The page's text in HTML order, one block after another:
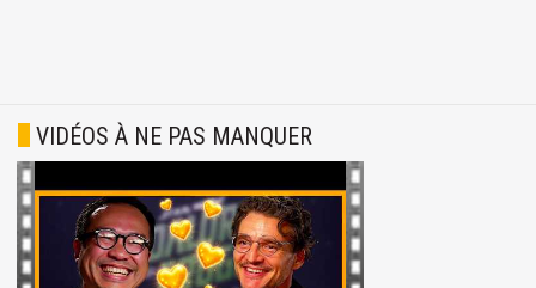
VIDÉOS À NE PAS MANQUER